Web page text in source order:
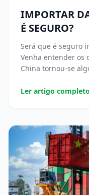
IMPORTAR
É SEGURO?
Será que é seguro
Venha entender os
China tornou-se
Ler artigo completo